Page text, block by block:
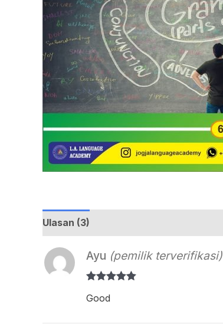
Ulasan (3)
5
Ayu (pemilik terverifikasi)
Good